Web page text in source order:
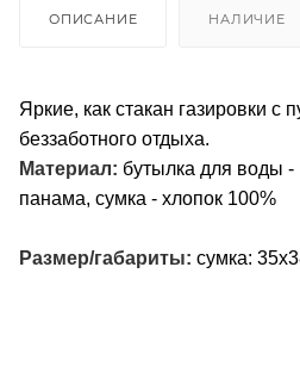
ОПИСАНИЕ НАЛИЧИЕ
Яркие, как стакан газировки с
беззаботного отдыха.
Материал: бутылка для воды -
панама, сумка - хлопок 100%
Размер/габариты: сумка: